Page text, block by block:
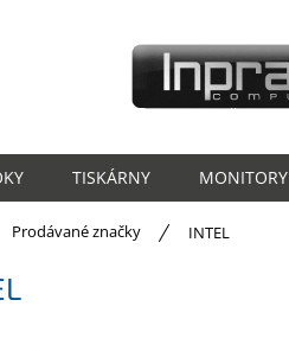
TISKÁRNY MONITORY
Prodávané značky INTEL